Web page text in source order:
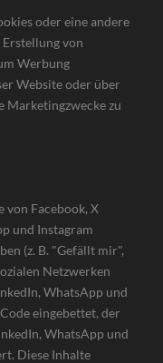
oder eine andere
von
Werbung
Website oder über
Marketingzwecke zu
Facebook, X
und Instagram
(z. B. "Gefällt mir",
Netzwerken
WhatsApp und
eingebettet, der
WhatsApp und
Diese Inhalte